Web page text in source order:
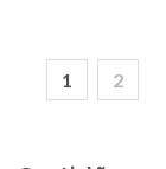
1 2